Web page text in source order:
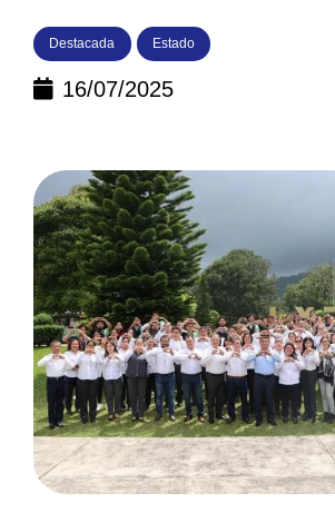
Destacada Estado
16/07/2025